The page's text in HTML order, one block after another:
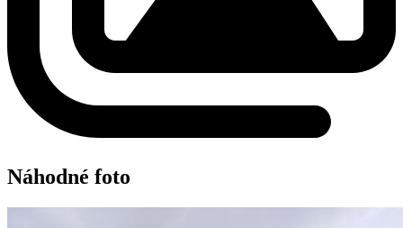
Náhodné foto